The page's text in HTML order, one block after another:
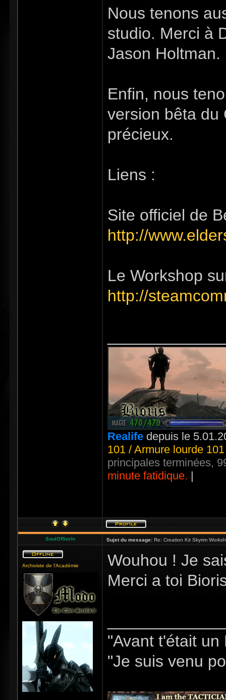
Nous tenons
studio. Merci à
Jason Holtman.
Enfin, nous
version bêta du
précieux.
Liens :
Site officiel de
http://
Le Workshop
http://
Realife depuis le
101 / Armure lourde
principales terminées,
minute fatidique. |
SoulOfSorin Sujet du message: Re: Creation Kit Skyrim
Archiviste de l'Académie
Wouhou ! Je
Merci a toi
"Avant t'était
"Je suis venu